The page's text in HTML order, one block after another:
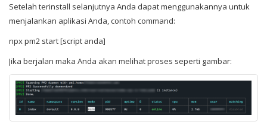
Setelah terinstall selanjutnya Anda dapat menggunakannya untuk
menjalankan aplikasi Anda, contoh command:
npx pm2 start [script anda]
Jika berjalan maka Anda akan melihat proses seperti gambar: